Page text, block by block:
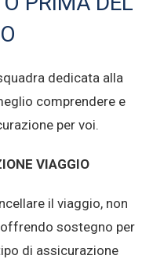
dedicata alla
comprendere e
per voi.
VIAGGIO
il viaggio, non
offrendo sostegno per
di assicurazione